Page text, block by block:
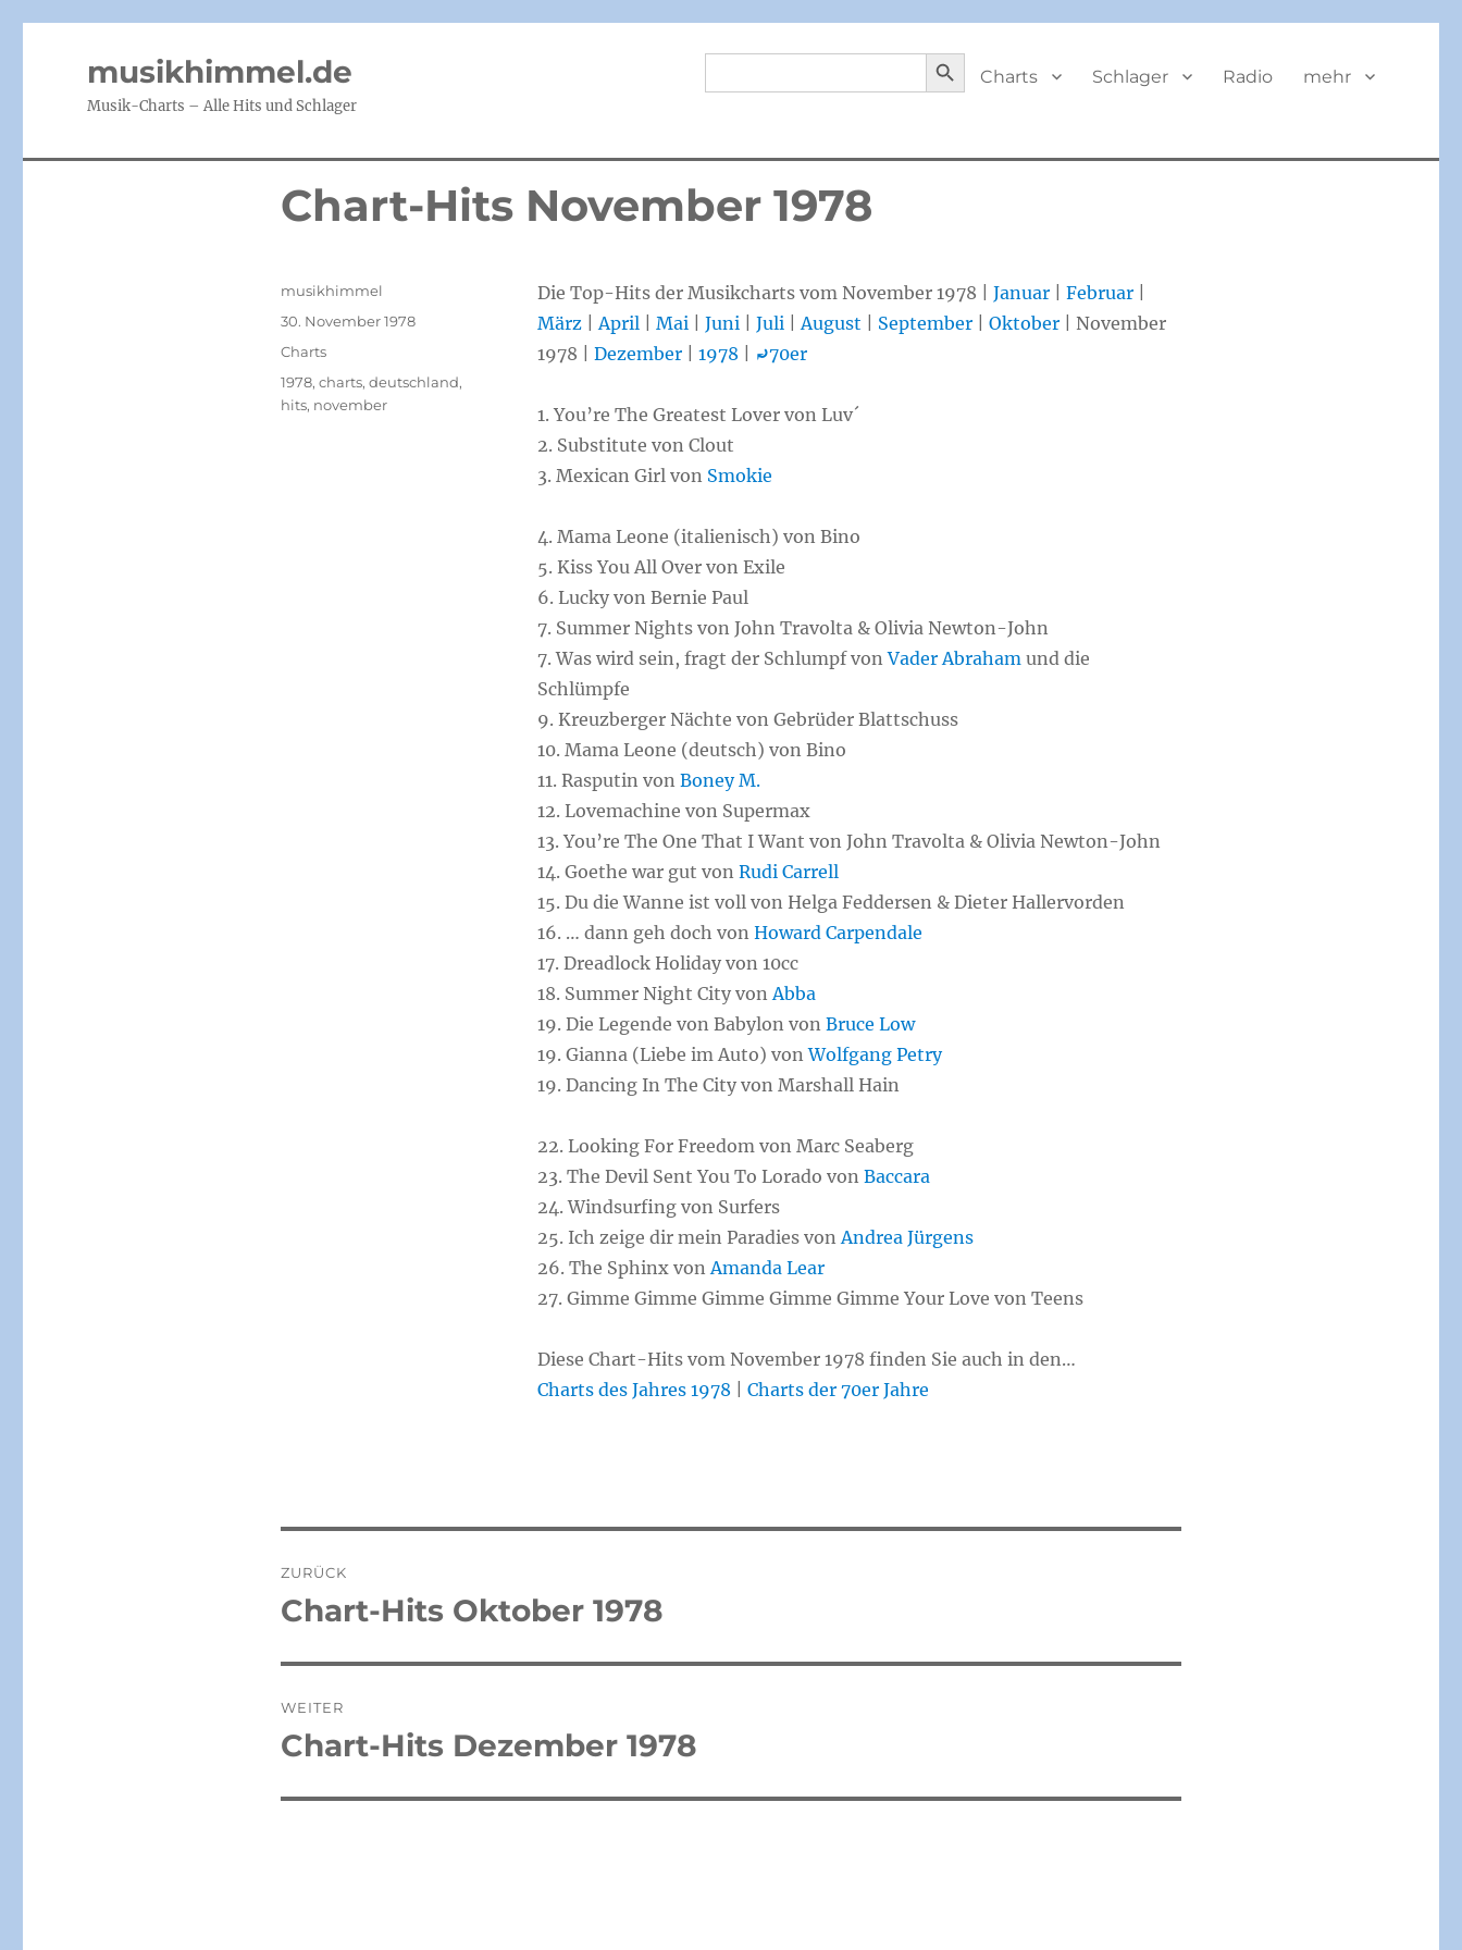
musikhimmel.de
Musik-Charts – Alle Hits und Schlager
Search
SEARCH BUTTON
Charts
Schlager Radio mehr
Chart-Hits November 1978
Die Top-Hits der Musikcharts vom November 1978 |Januar |Februar
März |April |Mai |Juni |Juli |August September |Oktober | November
1978 |Dezember |1978 ⤾70er
1. You’re The Greatest Lover von Luv´
2. Substitute von Clout
3. Mexican Girl von Smokie
4. Mama Leone (italienisch) von Bino
5. Kiss You All Over von Exile
6. Lucky von Bernie Paul
7. Summer Nights von John Travolta & Olivia Newton-John
7. Was wird sein, fragt der Schlumpf vonVader Abraham und die
Schlümpfe
9. Kreuzberger Nächte von Gebrüder Blattschuss
10. Mama Leone (deutsch) von Bino
11. Rasputin vonBoney M.
12. Lovemachine von Supermax
13. You’re The One That I Want von John Travolta & Olivia Newton-John
14. Goethe war gut vonRudi Carrell
15. Du die Wanne ist voll von Helga Feddersen & Dieter Hallervorden
16. … dann geh doch vonHoward Carpendale
17. Dreadlock Holiday von 10cc
18. Summer Night City vonAbba
19. Die Legende von Babylon vonBruce Low
19. Gianna (Liebe im Auto) vonWolfgang Petry
19. Dancing In The City von Marshall Hain
22. Looking For Freedom von Marc Seaberg
23. The Devil Sent You To Lorado vonBaccara
24. Windsurfing von Surfers
25. Ich zeige dir mein Paradies vonAndrea Jürgens
26. The Sphinx vonAmanda Lear
27. Gimme Gimme Gimme Gimme Gimme Your Love von Teens
Diese Chart-Hits vom November 1978 finden Sie auch in den…
Charts des Jahres 1978 |Charts der 70er Jahre
Autor
musikhimmel
Veröffentlicht
am
30. November 1978
Kategorien
Charts
Schlagwörter
1978, charts, deutschland,
hits, november
ZURÜCK
Vorheriger
Chart-Hits Oktober 1978
WEITER
Nächster
Chart-Hits Dezember 1978